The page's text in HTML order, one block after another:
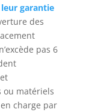
garantie
des
pas 6
ou matériels
charge par